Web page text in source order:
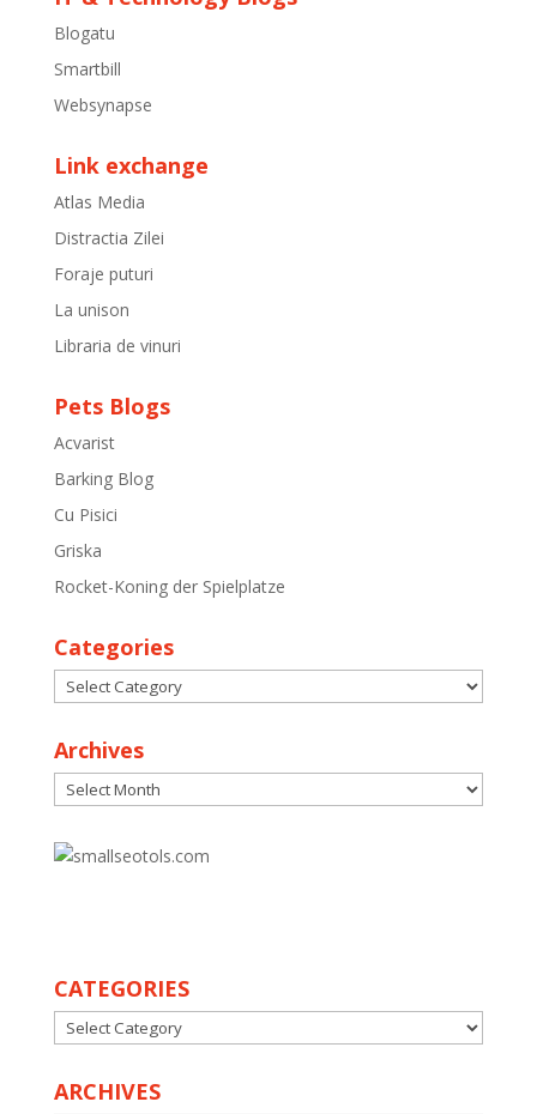
Blogatu
Smartbill
Websynapse
Link exchange
Atlas Media
Distractia Zilei
Foraje puturi
La unison
Libraria de vinuri
Pets Blogs
Acvarist
Barking Blog
Cu Pisici
Griska
Rocket-Koning der Spielplatze
Categories
Categories
Archives
Archives
CATEGORIES
CATEGORIES
ARCHIVES